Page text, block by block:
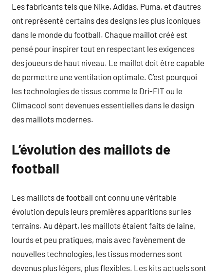
Les fabricants tels que Nike, Adidas, Puma, et d’autres
ont représenté certains des designs les plus iconiques
dans le monde du football. Chaque maillot créé est
pensé pour inspirer tout en respectant les exigences
des joueurs de haut niveau. Le maillot doit être capable
de permettre une ventilation optimale. C’est pourquoi
les technologies de tissus comme le Dri-FIT ou le
Climacool sont devenues essentielles dans le design
des maillots modernes.
L’évolution des maillots de
football
Les maillots de football ont connu une véritable
évolution depuis leurs premières apparitions sur les
terrains. Au départ, les maillots étaient faits de laine,
lourds et peu pratiques, mais avec l’avènement de
nouvelles technologies, les tissus modernes sont
devenus plus légers, plus flexibles. Les kits actuels sont